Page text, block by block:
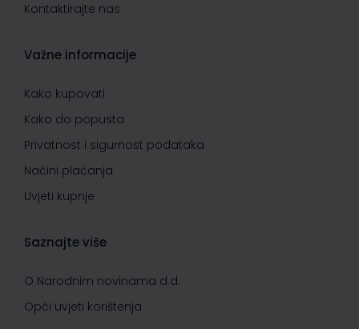
Kontaktirajte nas
Važne informacije
Kako kupovati
Kako do popusta
Privatnost i sigurnost podataka
Načini plaćanja
Uvjeti kupnje
Saznajte više
O Narodnim novinama d.d.
Opći uvjeti korištenja